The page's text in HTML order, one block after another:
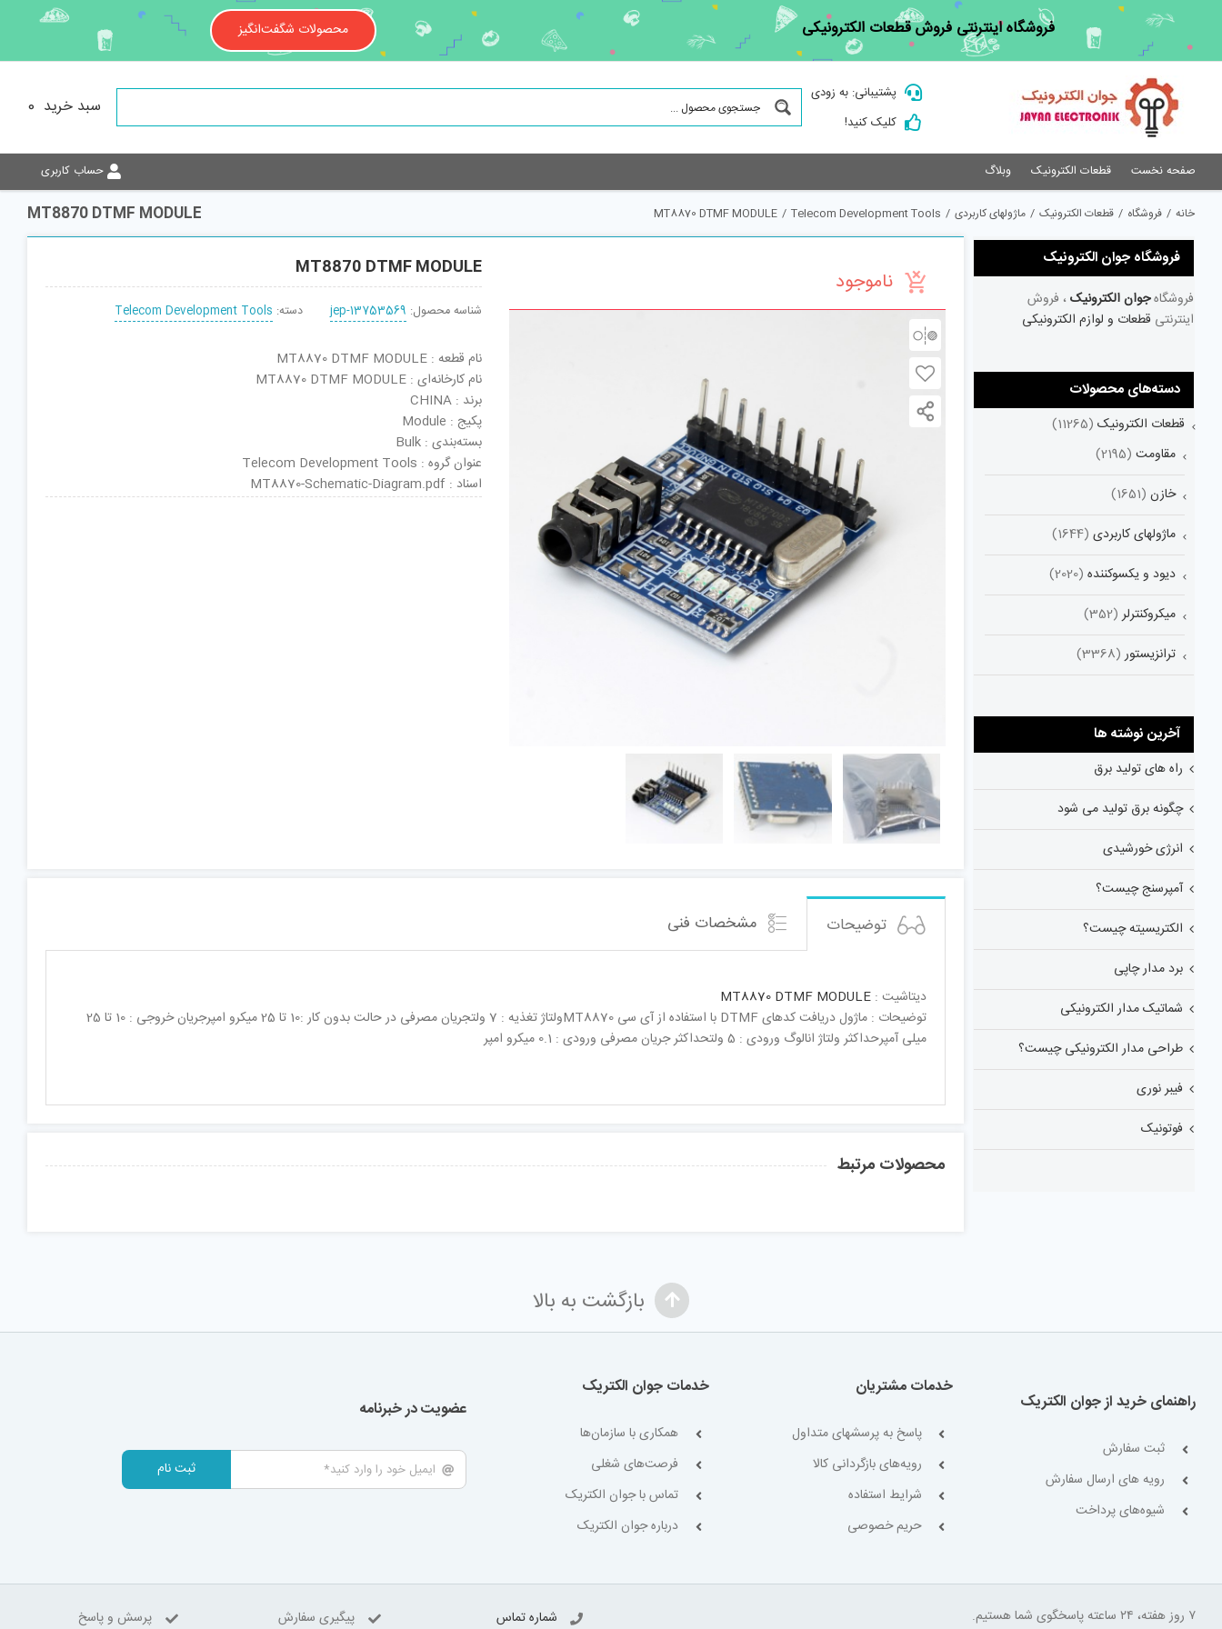
content
فروشگاه اینترنتی فروش قطعات الکترونیکی محصولات شگفت‌انگیز
پشتیبانی: به زودی
کلیک کنید!
سبد خرید 0
صفحه نخست قطعات الکترونیک وبلاگ حساب کاربری
MT8870 DTMF MODULE خانه / فروشگاه / قطعات الکترونیک / ماژولهای کاربردی /
Telecom Development Tools
/
MT8870 DTMF MODULE
ناموجود MT8870 DTMF MODULE
شناسه محصول: jep-13753569 دسته: Telecom Development Tools
نام قطعه : MT8870 DTMF MODULE
نام کارخانه‌ای : MT8870 DTMF MODULE
برند : CHINA
پکیج : Module
بسته‌بندی : Bulk
عنوان گروه : Telecom Development Tools
اسناد : MT8870-Schematic-Diagram.pdf
توضیحات مشخصات فنی
دیتاشیت : MT8870 DTMF MODULE
توضیحات : ماژول دریافت کدهای DTMF با استفاده از آی سی MT8870ولتاژ تغذیه : 7 ولتجریان مصرفی در حالت بدون کار :10 تا 25 میکرو امپرجریان خروجی : 10 تا 25
میلی آمپرحداکثر ولتاژ انالوگ ورودی : 5 ولتحداکثر جریان مصرفی ورودی : 0.1 میکرو امپر
محصولات مرتبط
فروشگاه جوان الکترونیک
فروشگاهجوان الکترونیک ، فروش
اینترنتی قطعات و لوازم الکترونیکی
دسته‌های محصولات
قطعات الکترونیک (11265)
مقاومت (2195)
خازن (1651)
ماژولهای کاربردی (1644)
دیود و یکسوکننده (2020)
میکروکنترلر (352)
ترانزیستور (3368)
آخرین نوشته ها
راه های تولید برق
چگونه برق تولید می شود
انرژی خورشیدی
آمپرسنج چیست؟
الکتریسیته چیست؟
برد مدار چاپی
شماتیک مدار الکترونیکی
طراحی مدار الکترونیکی چیست؟
فیبر نوری
فوتونیک
بازگشت به بالا
راهنمای خرید از جوان الکتریک
ثبت سفارش
رویه های ارسال سفارش
شیوه‌های پرداخت
خدمات مشتریان
پاسخ به پرسشهای متداول
رویه‌های بازگردانی کالا
شرایط استفاده
حریم خصوصی
خدمات جوان الکتریک
همکاری با سازمان‌ها
فرصت‌های شغلی
تماس با جوان الکتریک
درباره جوان الکتریک
عضویت در خبرنامه
ثبت نام
۷ روز هفته، ۲۴ ساعته پاسخگوی شما هستیم. شماره تماس پیگیری سفارش پرسش و پاسخ